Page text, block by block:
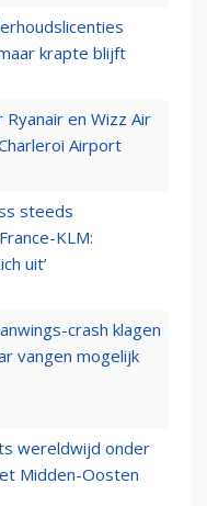
krapte blijft
en Wizz Air
Airport
steeds
KLM:
uit’
crash klagen
vangen mogelijk
wereldwijd onder
Midden-Oosten